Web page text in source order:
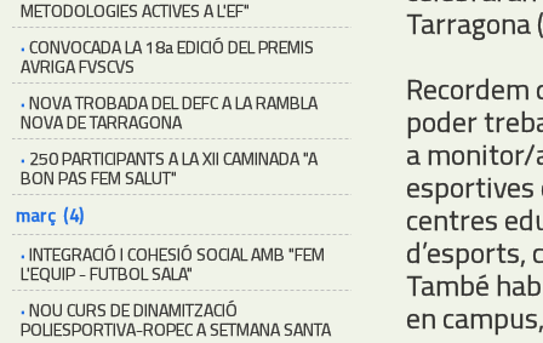
METODOLOGIES ACTIVES A L'EF"
·CONVOCADA LA 18a EDICIÓ DEL PREMIS
AVRIGA FVSCVS
·NOVA TROBADA DEL DEFC A LA RAMBLA
NOVA DE TARRAGONA
· 250 PARTICIPANTS A LA XII CAMINADA "A
BON PAS FEM SALUT"
març (4)
·INTEGRACIÓ I COHESIÓ SOCIAL AMB "FEM
L'EQUIP - FUTBOL SALA"
·NOU CURS DE DINAMITZACIÓ
POLIESPORTIVA-ROPEC A SETMANA SANTA
Tarragona
poder
a monitor/
esportives
centres
També
en